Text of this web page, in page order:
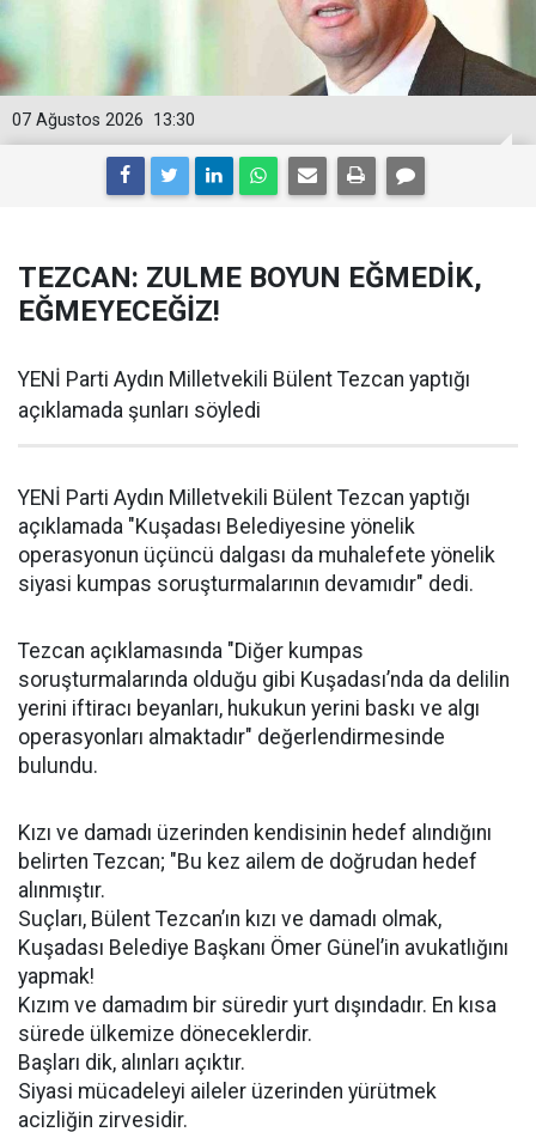
13:30
07 Ağustos 2026
TEZCAN: ZULME BOYUN EĞMEDİK,
EĞMEYECEĞİZ!
YENİ Parti Aydın Milletvekili Bülent Tezcan yaptığı
açıklamada şunları söyledi
YENİ Parti Aydın Milletvekili Bülent Tezcan yaptığı
açıklamada "Kuşadası Belediyesine yönelik
operasyonun üçüncü dalgası da muhalefete yönelik
siyasi kumpas soruşturmalarının devamıdır" dedi.
Tezcan açıklamasında "Diğer kumpas
soruşturmalarında olduğu gibi Kuşadası’nda da delilin
yerini iftiracı beyanları, hukukun yerini baskı ve algı
operasyonları almaktadır" değerlendirmesinde
bulundu.
Kızı ve damadı üzerinden kendisinin hedef alındığını
belirten Tezcan; "Bu kez ailem de doğrudan hedef
alınmıştır.
Suçları, Bülent Tezcan’ın kızı ve damadı olmak,
Kuşadası Belediye Başkanı Ömer Günel’in avukatlığını
yapmak!
Kızım ve damadım bir süredir yurt dışındadır. En kısa
sürede ülkemize döneceklerdir.
Başları dik, alınları açıktır.
Siyasi mücadeleyi aileler üzerinden yürütmek
acizliğin zirvesidir.